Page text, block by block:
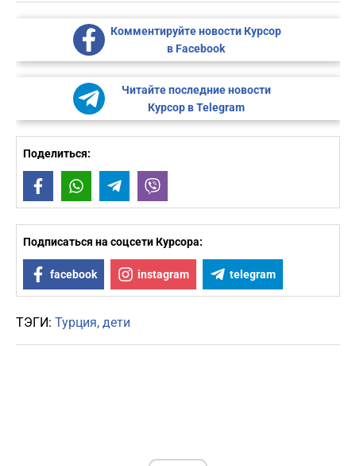
Комментируйте новости Курсор
в Facebook
Читайте последние новости
Курсор в Telegram
Поделиться:
FacebookWhatsAppTelegram
Подписаться на соцсети Курсора:
facebook instagram telegram
ТЭГИ: Турция дети